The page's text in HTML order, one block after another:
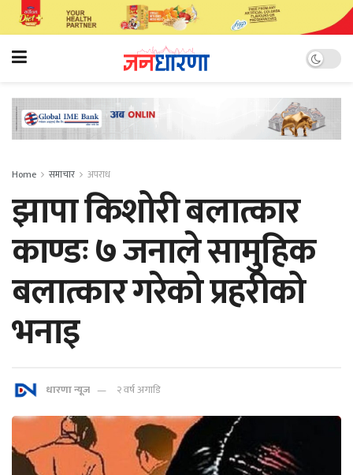
Home समाचार अपराध
झापा किशोरी बलात्कार
काण्डः ७ जनाले सामुहिक
बलात्कार गरेको प्रहरीको
भनाइ
धारणा न्यूज २ वर्ष अगाडि